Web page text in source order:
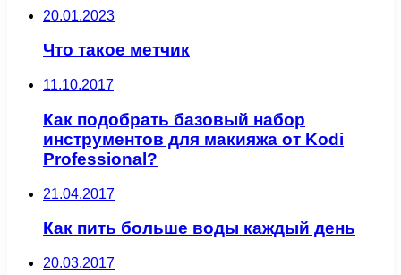
20.01.2023
Что такое метчик
11.10.2017
Как подобрать базовый набор
инструментов для макияжа от Kodi
Professional?
21.04.2017
Как пить больше воды каждый день
20.03.2017